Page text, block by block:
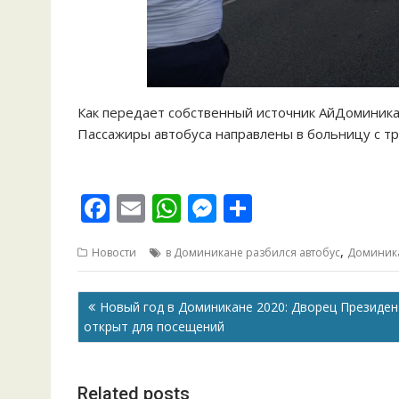
Как передает собственный источник
Пассажиры автобуса направлены в больницу с
F
e
b
o
o
k
E
ai
l
W
at
s
A
p
M
ss
e
n
g
п
р
а
в
Новости в Доминикане разбился автобус,
Навигация
по
записям
Новый год в Доминикане 2020: Дворец
открыт для посещений
Related posts